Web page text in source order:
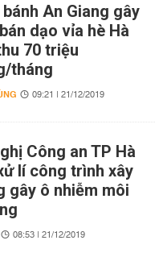
An Giang gây
dạo vỉa hè Hà
70 triệu
tháng
09:21 | 21/12/2019
Công an TP Hà
lí công trình xây
gây ô nhiễm môi
08:53 | 21/12/2019